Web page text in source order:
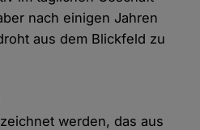
nach einigen Jahren
aus dem Blickfeld zu
werden, das aus